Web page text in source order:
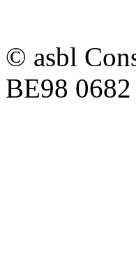
© asbl
BE98